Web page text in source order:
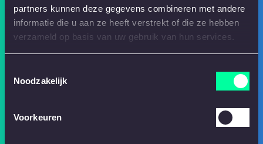
partners kunnen deze gegevens combineren met andere
informatie die u aan ze heeft verstrekt of die ze hebben
verzameld op basis van uw gebruik van hun services.
Noodzakelijk
Voorkeuren